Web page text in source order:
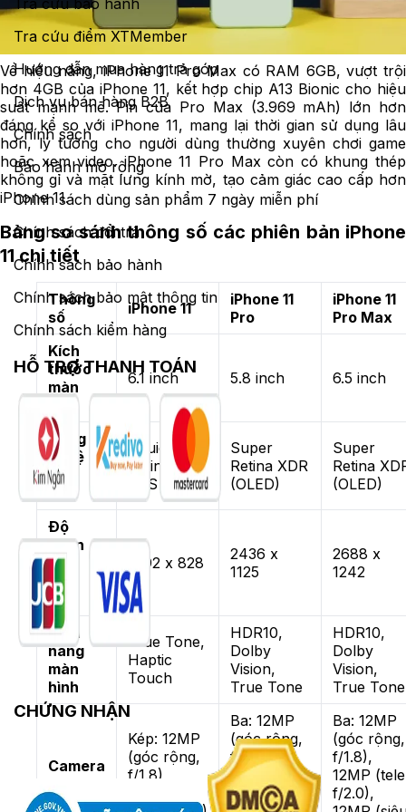
Về hiệu năng, iPhone 11 Pro Max có RAM 6GB, vượt trội
hơn 4GB của iPhone 11, kết hợp chip A13 Bionic cho hiệu
suất mạnh mẽ. Pin của Pro Max (3.969 mAh) lớn hơn
đáng kể so với iPhone 11, mang lại thời gian sử dụng lâu
hơn, lý tưởng cho người dùng thường xuyên chơi game
hoặc xem video. iPhone 11 Pro Max còn có khung thép
không gỉ và mặt lưng kính mờ, tạo cảm giác cao cấp hơn
iPhone 11.
Bảng so sánh thông số các phiên bản iPhone
11 chi tiết
Thông
số
iPhone 11
iPhone 11
Pro
iPhone 11
Pro Max
Kích
thước
màn
hình
6.1 inch 5.8 inch 6.5 inch
Công
nghệ
màn
hình
Liquid
Retina HD
(IPS LCD)
Super
Retina XDR
(OLED)
Super
Retina
(OLED)
Độ
phân
giải
màn
hình
1792 x 828
2436 x
1125
2688 x
1242
Tính
năng
màn
hình
True Tone,
Haptic
Touch
HDR10,
Dolby
Vision,
True Tone
HDR10,
Dolby
Vision,
True Tone
Camera
Kép: 12MP
(góc rộng,
f/1.8),
Ba: 12MP
(góc rộng,
f/1.8),
12MP (tele,
f/2.0),
Ba: 12MP
(góc rộng,
f/1.8),
12MP
f/2.0),
Tra cứu điểm XTMember
Hướng dẫn mua hàng trả góp
Dịch vụ bán hàng B2B
Chính sách
Bảo hành mở rộng
Chính sách dùng sản phẩm 7 ngày miễn phí
Chính sách đổi trả
Chính sách bảo hành
Chính sách bảo mật thông tin
Chính sách kiểm hàng
HỖ TRỢ THANH TOÁN
CHỨNG NHẬN